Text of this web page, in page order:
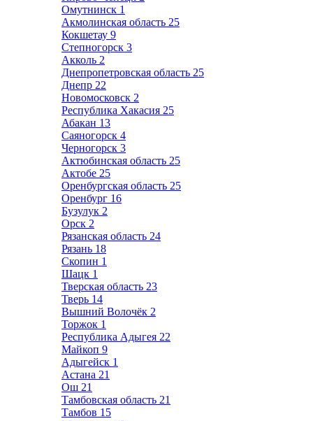
Омутнинск 1
Акмолинская область 25
Кокшетау 9
Степногорск 3
Акколь 2
Днепропетровская область 25
Днепр 22
Новомосковск 2
Республика Хакасия 25
Абакан 13
Саяногорск 4
Черногорск 3
Актюбинская область 25
Актобе 25
Оренбургская область 25
Оренбург 16
Бузулук 2
Орск 2
Рязанская область 24
Рязань 18
Скопин 1
Шацк 1
Тверская область 23
Тверь 14
Вышний Волочёк 2
Торжок 1
Республика Адыгея 22
Майкоп 9
Адыгейск 1
Астана 21
Ош 21
Тамбовская область 21
Тамбов 15